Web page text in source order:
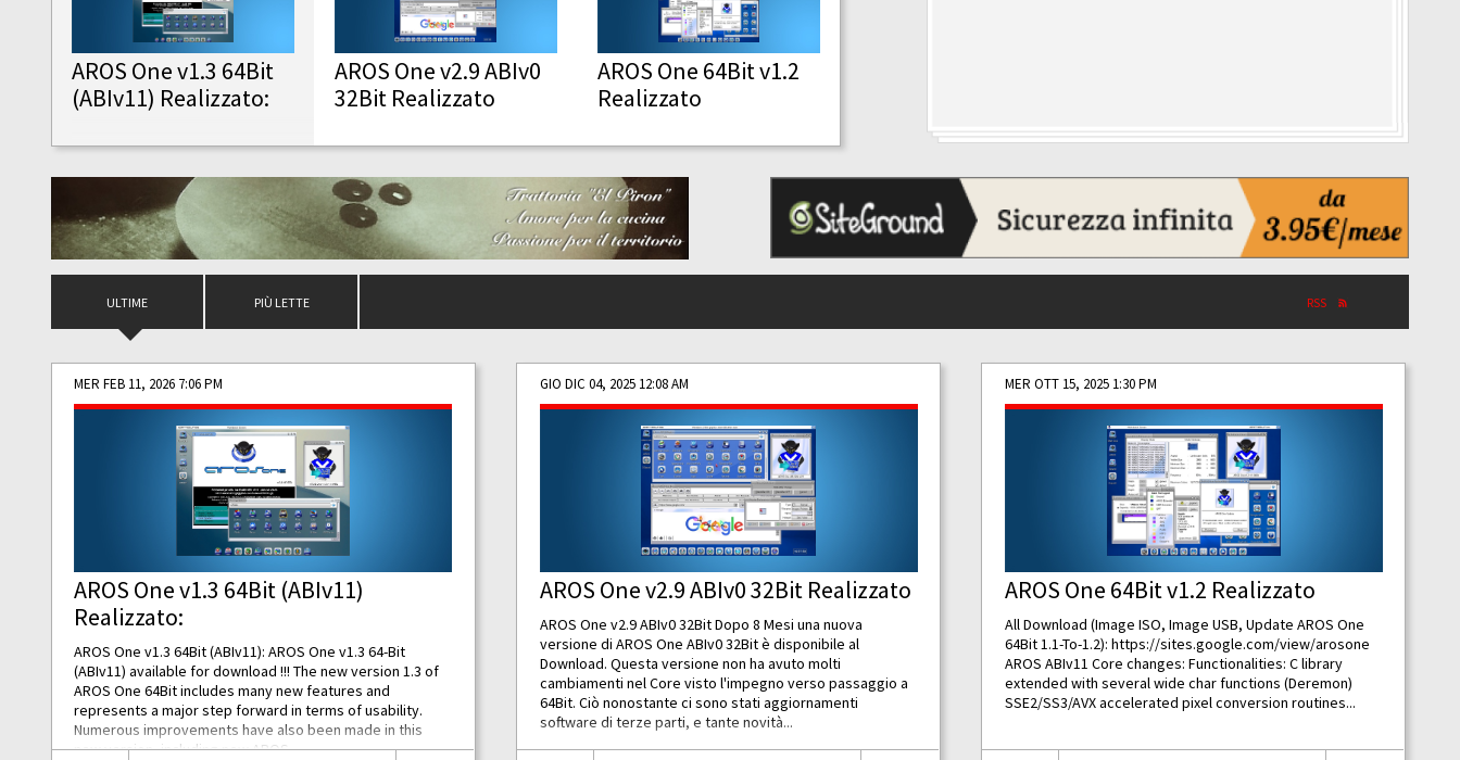
AROS One v1.3 64Bit
(ABIv11) Realizzato:
AROS One v2.9 ABIv0
32Bit Realizzato
AROS One 64Bit v1.2
Realizzato
ULTIME PIÙ LETTE RSS
MER FEB 11, 2026 7:06 PM
AROS One v1.3 64Bit (ABIv11)
Realizzato:
AROS One v1.3 64Bit (ABIv11): AROS One v1.3 64-Bit
(ABIv11) available for download !!! The new version 1.3 of
AROS One 64Bit includes many new features and
represents a major step forward in terms of usability.
Numerous improvements have also been made in this
new version, including new AROS...
GIO DIC 04, 2025 12:08 AM
AROS One v2.9 ABIv0 32Bit Realizzato
AROS One v2.9 ABIv0 32Bit Dopo 8 Mesi una nuova
versione di AROS One ABIv0 32Bit è disponibile al
Download. Questa versione non ha avuto molti
cambiamenti nel Core visto l'impegno verso passaggio a
64Bit. Ciò nonostante ci sono stati aggiornamenti
software di terze parti, e tante novità...
MER OTT 15, 2025 1:30 PM
AROS One 64Bit v1.2 Realizzato
All Download (Image ISO, Image USB, Update AROS One
64Bit 1.1-To-1.2): https://sites.google.com/view/arosone
AROS ABIv11 Core changes: Functionalities: C library
extended with several wide char functions (Deremon)
SSE2/SS3/AVX accelerated pixel conversion routines...